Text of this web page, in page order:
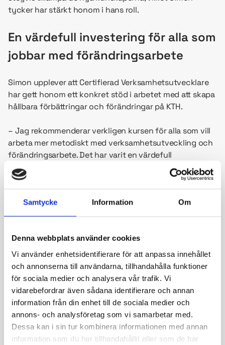
Samtycke Information Om
Denna webbplats använder cookies
Vi använder enhetsidentifierare för att anpassa innehållet
och annonserna till användarna, tillhandahålla funktioner
för sociala medier och analysera vår trafik. Vi
vidarebefordrar även sådana identifierare och annan
information från din enhet till de sociala medier och
annons- och analysföretag som vi samarbetar med.
Dessa kan i sin tur kombinera informationen med annan
information som du har tillhandahållit eller som de har
tycker har stärkt honom i hans roll.
En värdefull investering för alla som
jobbar med förändringsarbete
Simon upplever att Certifierad Verksamhetsutvecklare
har gett honom ett konkret stöd i arbetet med att skapa
hållbara förbättringar och förändringar på KTH.
– Jag rekommenderar verkligen kursen för alla som vill
arbeta mer metodiskt med verksamhetsutveckling och
förändringsarbete. Det har varit en värdefull
investering, avslutar Simon.
Fakta om utbildningen Certifierad
verksamhetsutvecklare
Längd
12 kursdagar fördelade över ca 4 månader.
Målgrupp
Utbildningen riktar sig till dig som är engagerad i
exempelvis: verksamhetsförändring, projektledning,
processutveckling, kvalitetsarbete, systemförvaltning,